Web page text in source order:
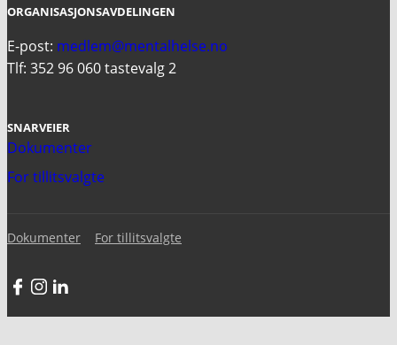
ORGANISASJONSAVDELINGEN
E-post: medlem@mentalhelse.no
Tlf: 352 96 060 tastevalg 2
SNARVEIER
Dokumenter
For tillitsvalgte
Dokumenter For tillitsvalgte